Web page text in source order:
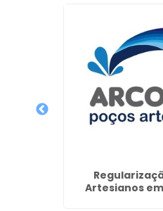
Artesianos